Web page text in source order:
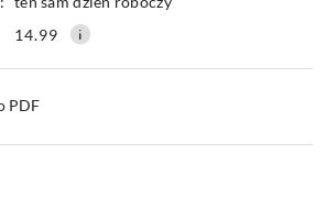
Wyślij
14.99
PDF